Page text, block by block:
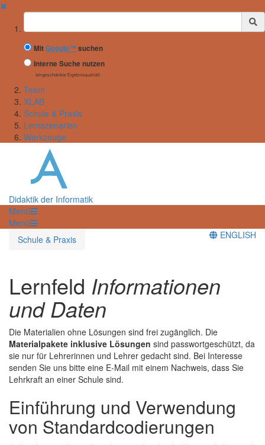
✖
Suchbegriff
MitGoogle™ suchen
Interne Suche nutzen
(eingeschränkte Ergebnisqualität)
Team
XLAB
Schule & Praxis
Lernszenarien
Werkzeuge
Didaktik der Informatik
Menü
Menü
Schule & Praxis
ENGLISH
Lernfeld Informationen
und Daten
Die Materialien ohne Lösungen sind frei zugänglich. Die
Materialpakete inklusive Lösungen sind passwortgeschützt, da
sie nur für Lehrerinnen und Lehrer gedacht sind. Bei Interesse
senden Sie uns bitte eine E-Mail mit einem Nachweis, dass Sie
Lehrkraft an einer Schule sind.
Einführung und Verwendung
von Standardcodierungen